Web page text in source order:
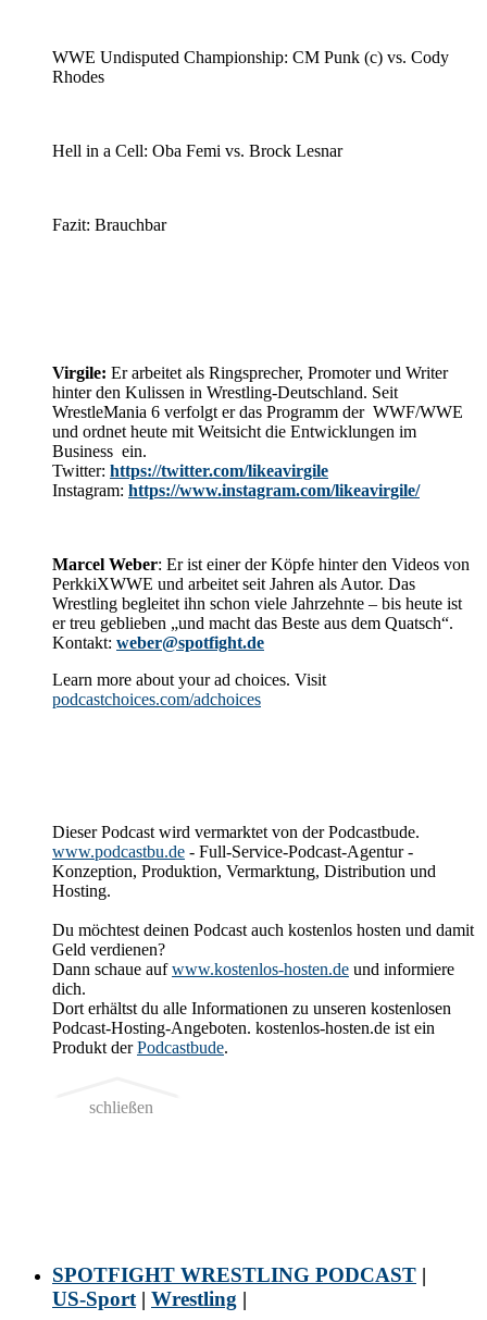
WWE Undisputed Championship: CM Punk (c) vs. Cody
Rhodes
Hell in a Cell: Oba Femi vs. Brock Lesnar
Fazit: Brauchbar
Virgile: Er arbeitet als Ringsprecher, Promoter und Writer
hinter den Kulissen in Wrestling-Deutschland. Seit
WrestleMania 6 verfolgt er das Programm der WWF/WWE
und ordnet heute mit Weitsicht die Entwicklungen im
Business ein.
Twitter: https://twitter.com/likeavirgile
Instagram: https://www.instagram.com/likeavirgile/
Marcel Weber: Er ist einer der Köpfe hinter den Videos von
PerkkiXWWE und arbeitet seit Jahren als Autor. Das
Wrestling begleitet ihn schon viele Jahrzehnte – bis heute ist
er treu geblieben „und macht das Beste aus dem Quatsch“.
Kontakt: weber@spotfight.de
Learn more about your ad choices. Visit
podcastchoices.com/adchoices
Dieser Podcast wird vermarktet von der Podcastbude.
www.podcastbu.de - Full-Service-Podcast-Agentur -
Konzeption, Produktion, Vermarktung, Distribution und
Hosting.
Du möchtest deinen Podcast auch kostenlos hosten und damit
Geld verdienen?
Dann schaue aufwww.kostenlos-hosten.de und informiere
dich.
Dort erhältst du alle Informationen zu unseren kostenlosen
Podcast-Hosting-Angeboten. kostenlos-hosten.de ist ein
Produkt derPodcastbude.
schließen
SPOTFIGHT WRESTLING PODCAST |
US-Sport | Wrestling |